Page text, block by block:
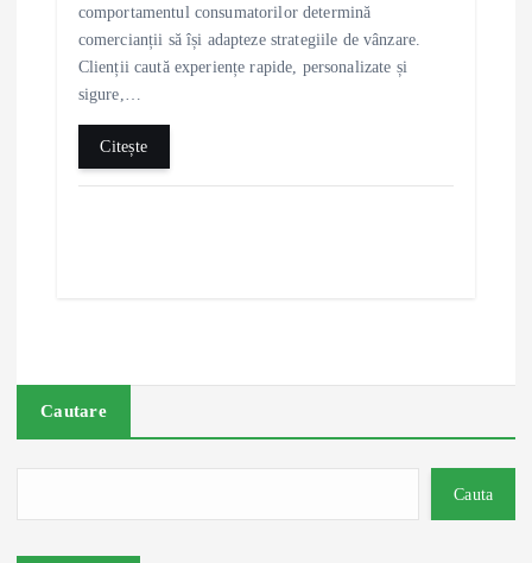
comportamentul consumatorilor determină
comercianții să își adapteze strategiile de vânzare.
Clienții caută experiențe rapide, personalizate și
sigure,…
Citește
Cautare
Cauta